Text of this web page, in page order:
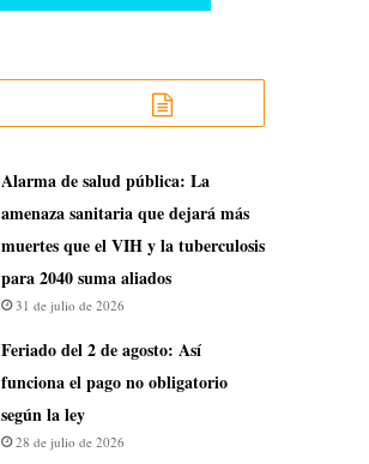
​Alarma de salud pública: La
amenaza sanitaria que dejará más
muertes que el VIH y la tuberculosis
para 2040 suma aliados
31 de julio de 2026
Feriado del 2 de agosto: Así
funciona el pago no obligatorio
según la ley
28 de julio de 2026